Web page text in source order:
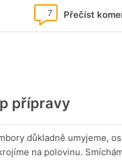
Přečíst
7
přípravy
důkladně umyjeme,
na polovinu.